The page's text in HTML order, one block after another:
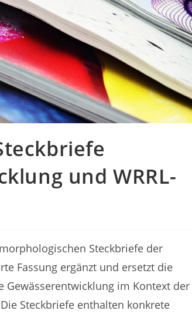
und WRRL-
Steckbriefe der
Fassung ergänzt und ersetzt die
Gewässerentwicklung im Kontext der
Steckbriefe enthalten konkrete